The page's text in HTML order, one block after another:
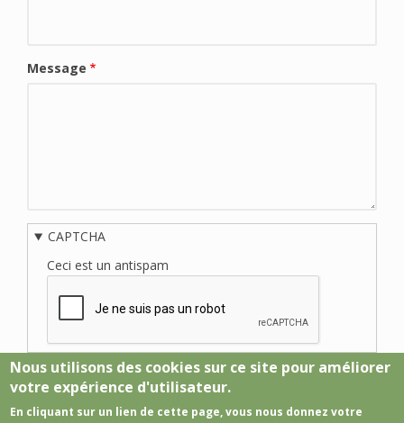
Message
CAPTCHA
Ceci est un antispam
Nous utilisons des cookies sur ce site pour améliorer
votre expérience d'utilisateur.
En cliquant sur un lien de cette page, vous nous donnez votre